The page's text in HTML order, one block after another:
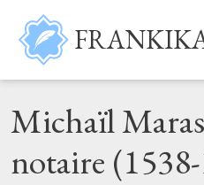
Skip to main content
Michaïl
notaire